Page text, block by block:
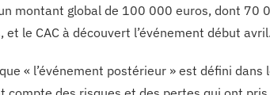
montant global de 100 000 euros, dont 70
et le CAC à découvert l’événement début avril.
« l’événement postérieur » est défini